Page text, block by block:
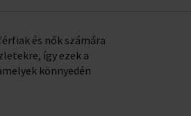
és nők számára
így ezek a
könnyedén